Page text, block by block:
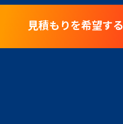
見積もりを希望する